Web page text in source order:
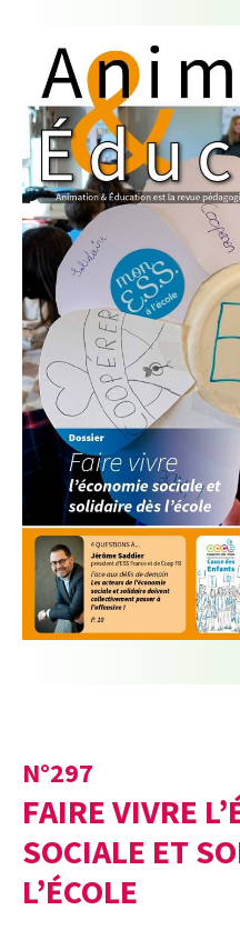
N°297
FAIRE VIVRE
SOCIALE ET
L’ÉCOLE